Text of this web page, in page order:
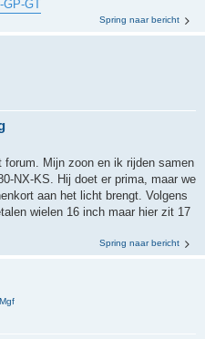
GP-GT
Spring naar bericht
Mijn zoon en ik rijden samen
NX-KS. Hij doet er prima, maar we
aan het licht brengt. Volgens
wielen 16 inch maar hier zit 17
Spring naar bericht